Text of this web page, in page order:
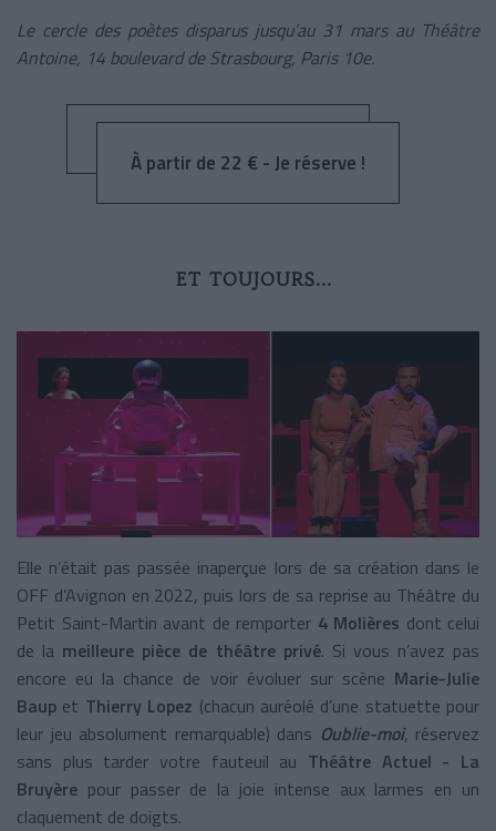
Le cercle des poètes disparus jusqu’au 31 mars au Théâtre
Antoine, 14 boulevard de Strasbourg, Paris 10e.
À partir de 22 € - Je réserve !
ET TOUJOURS...
Elle n’était pas passée inaperçue lors de sa création dans le
OFF d’Avignon en 2022, puis lors de sa reprise au Théâtre du
Petit Saint-Martin avant de remporter 4 Molières dont celui
de la meilleure pièce de théâtre privé. Si vous n’avez pas
encore eu la chance de voir évoluer sur scène Marie-Julie
Baup et Thierry Lopez (chacun auréolé d’une statuette pour
leur jeu absolument remarquable) dans Oublie-moi, réservez
sans plus tarder votre fauteuil au Théâtre Actuel - La
Bruyère pour passer de la joie intense aux larmes en un
claquement de doigts.